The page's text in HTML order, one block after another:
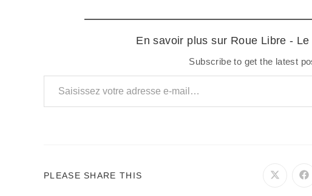
En savoir plus sur Roue Libre -
Subscribe to get the latest
Saisissez votre adresse e-mail…
PLEASE SHARE THIS
Ouvrir